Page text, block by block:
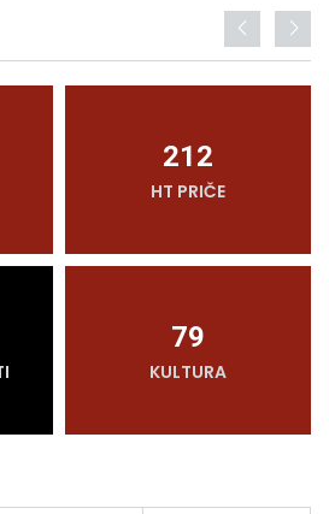
212
HT PRIČE
79
KULTURA